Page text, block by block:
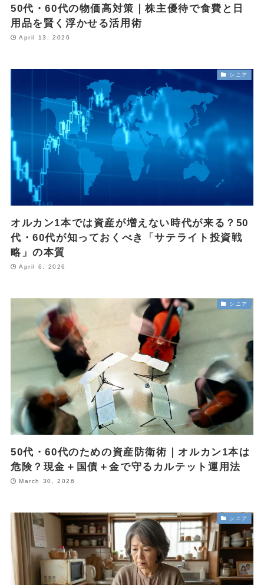
May 13, 2025 投資・資産運用
新NISA【月10万・20万・30万積立】20年後の資産額シミュレー
ションと年代別・目標別運用戦略(2025年最新)
【2025年最新版】「103万円の壁」は「160万円の壁」へ！どう
変わる？パート・主婦必見、税金と社会保険の賢い働き方完全ガ
ABOUT
MONEY CYCLEについて
広告掲載について
お問い合わせ
FOLLOW
50代・60代の物価高対策｜株主優待で食費と日
用品を賢く浮かせる活用術
April 13, 2026
シニア
オルカン1本では資産が増えない時代が来る？50
代・60代が知っておくべき「サテライト投資戦
略」の本質
April 6, 2026
シニア
50代・60代のための資産防衛術｜オルカン1本は
危険？現金＋国債＋金で守るカルテット運用法
March 30, 2026
シニア